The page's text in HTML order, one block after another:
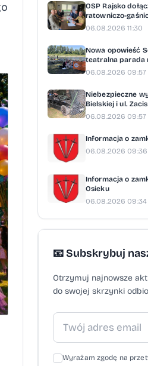
OSP Rajsko
ratowniczo-
06.08.2026 11:30
Nowa opowieść
teatralna parada
06.08.2026 09:57
Niebezpieczne
Bielskiej i ul.
06.08.2026 09:57
Informacja o
06.08.2026 09:36
Informacja o
Osieku
06.08.2026 09:34
📧 Subskrybuj
Otrzymuj najnowsze
do swojej skrzynki
Wyrażam zgodę na